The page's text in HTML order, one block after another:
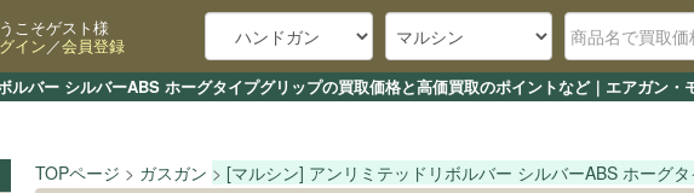
ルバー シルバーABS ホーグタイプグリップの買取価格と高価買取のポイントなど｜エアガン
こそゲスト様
イン／会員登録
TOPページ ガスガン [マルシン] アンリミテッドリボルバー シルバーABS ホーグ